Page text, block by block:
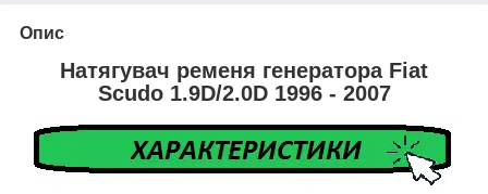
Опис
Натягувач ременя генератора Fiat
Scudo 1.9D/2.0D 1996 - 2007